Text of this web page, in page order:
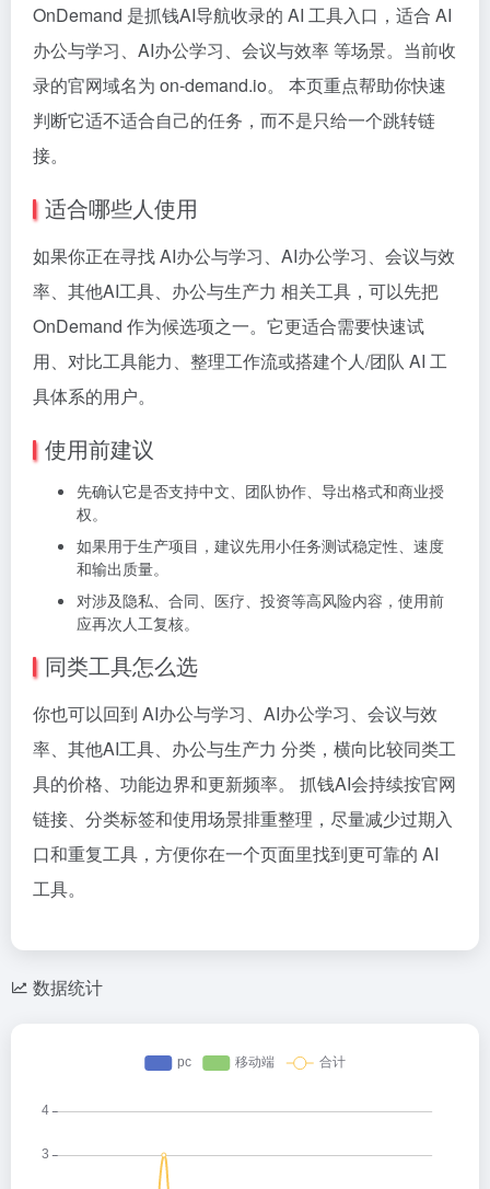
OnDemand 是抓钱AI导航收录的 AI 工具入口，适合 AI
办公与学习、AI办公学习、会议与效率 等场景。当前收
录的官网域名为 on-demand.io。 本页重点帮助你快速
判断它适不适合自己的任务，而不是只给一个跳转链
接。
适合哪些人使用
如果你正在寻找 AI办公与学习、AI办公学习、会议与效
率、其他AI工具、办公与生产力 相关工具，可以先把
OnDemand 作为候选项之一。它更适合需要快速试
用、对比工具能力、整理工作流或搭建个人/团队 AI 工
具体系的用户。
使用前建议
先确认它是否支持中文、团队协作、导出格式和商业授
权。
如果用于生产项目，建议先用小任务测试稳定性、速度
和输出质量。
对涉及隐私、合同、医疗、投资等高风险内容，使用前
应再次人工复核。
同类工具怎么选
你也可以回到 AI办公与学习、AI办公学习、会议与效
率、其他AI工具、办公与生产力 分类，横向比较同类工
具的价格、功能边界和更新频率。 抓钱AI会持续按官网
链接、分类标签和使用场景排重整理，尽量减少过期入
口和重复工具，方便你在一个页面里找到更可靠的 AI
工具。
数据统计